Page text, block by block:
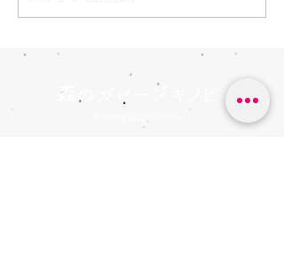
森のガレージキノビ